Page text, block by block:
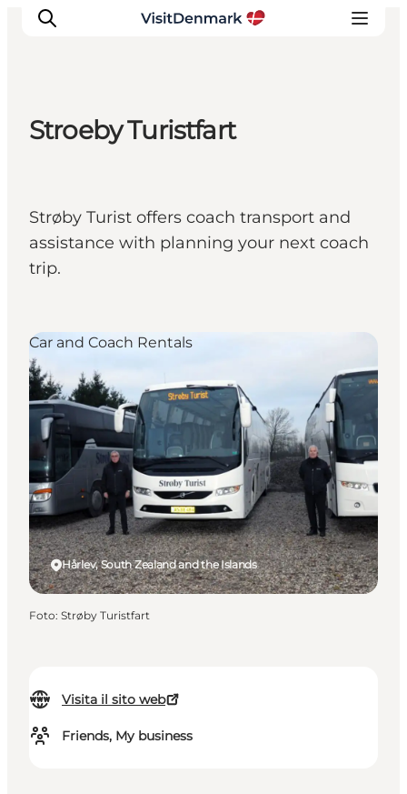
Cosa fare
Dove dormire
Pianifica il viaggio
Stroeby Turistfart
Strøby Turist offers coach transport and
assistance with planning your next coach
trip.
Visita il sito web
Friends, My business
Hårlev, South Zealand and the Islands
Car and Coach Rentals
Foto: Strøby Turistfart